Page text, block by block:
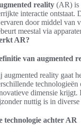
reality (AR) is
interactie ontstaat.
door middel van
meestal via
AR?
van augmented
augmented reality gaat
dimensie krijgt.
nuttig is in diverse
technologie achter AR